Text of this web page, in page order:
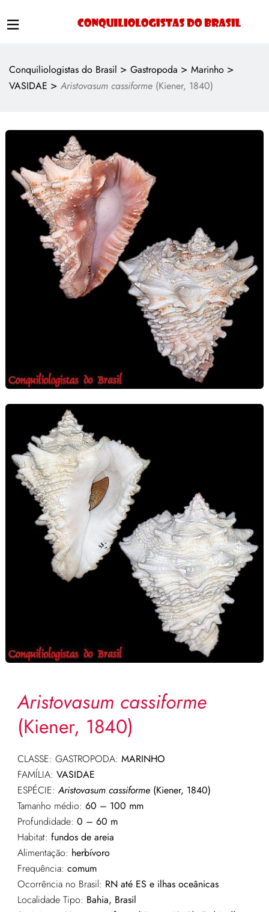
Conquiliologistas do Brasil > Gastropoda > Marinho >
VASIDAE > Aristovasum cassiforme (Kiener, 1840)
Aristovasum cassiforme
(Kiener, 1840)
CLASSE: GASTROPODA: MARINHO
FAMÍLIA: VASIDAE
ESPÉCIE:Aristovasum cassiforme(Kiener, 1840)
Tamanho médio: 60 – 100 mm
Profundidade: 0 – 60 m
Habitat: fundos de areia
Alimentação: herbívoro
Frequência: comum
Ocorrência no Brasil: RN até ES e ilhas oceânicas
Localidade Tipo: Bahia, Brasil